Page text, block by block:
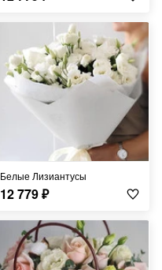
Белые Лизиантусы
12 779₽